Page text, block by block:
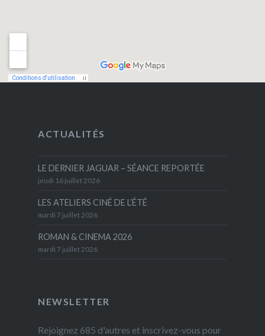
ACTUALITÉS
LE DERNIER JAGUAR – SÉANCE REPORTÉE
jeudi 16 juillet 2026
LES ATELIERS CINÉ DE L’ÉTÉ
mardi 7 juillet 2026
ROMAN & CINEMA 2026
mardi 7 juillet 2026
NEWSLETTER
Rejoignez 685 d'autres et inscrivez-vous pour